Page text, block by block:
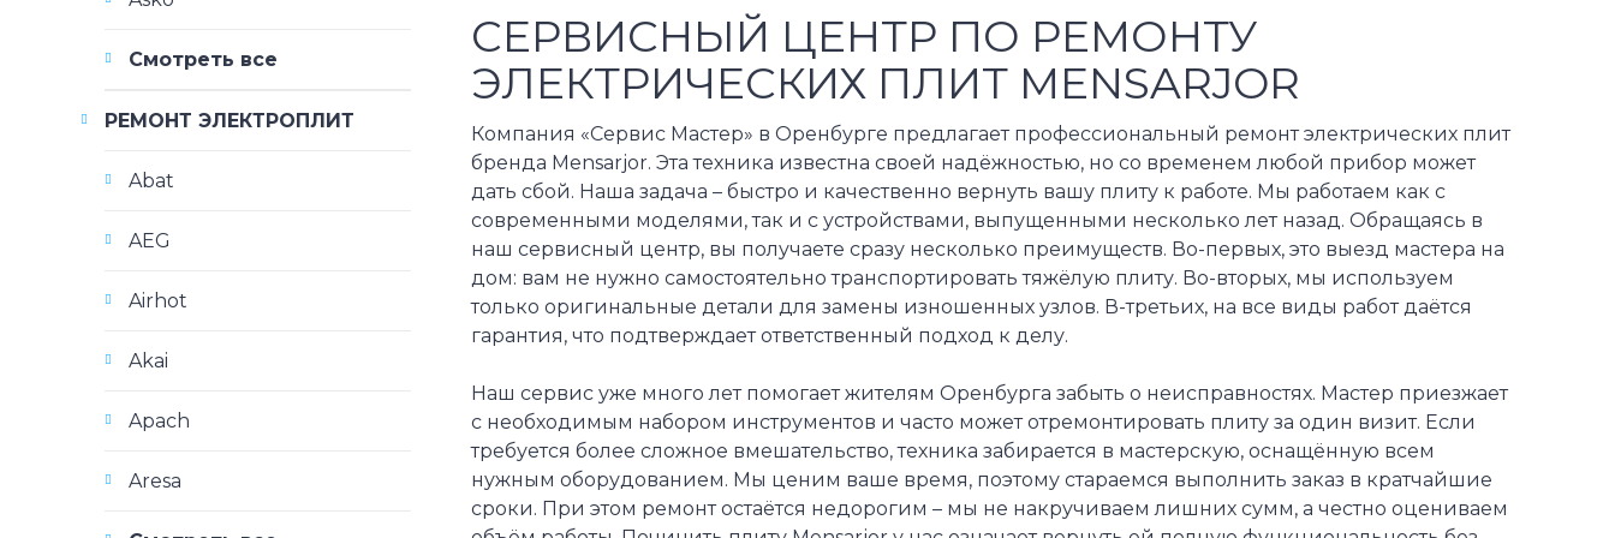
СЕРВИСНЫЙ ЦЕНТР ПО РЕМОНТУ
ЭЛЕКТРИЧЕСКИХ ПЛИТ MENSARJOR
Компания «Сервис Мастер» в Оренбурге предлагает профессиональный ремонт электрических плит
бренда Mensarjor. Эта техника известна своей надёжностью, но со временем любой прибор может
дать сбой. Наша задача – быстро и качественно вернуть вашу плиту к работе. Мы работаем как с
современными моделями, так и с устройствами, выпущенными несколько лет назад. Обращаясь в
наш сервисный центр, вы получаете сразу несколько преимуществ. Во-первых, это выезд мастера на
дом: вам не нужно самостоятельно транспортировать тяжёлую плиту. Во-вторых, мы используем
только оригинальные детали для замены изношенных узлов. В-третьих, на все виды работ даётся
гарантия, что подтверждает ответственный подход к делу.
Наш сервис уже много лет помогает жителям Оренбурга забыть о неисправностях. Мастер приезжает
с необходимым набором инструментов и часто может отремонтировать плиту за один визит. Если
требуется более сложное вмешательство, техника забирается в мастерскую, оснащённую всем
нужным оборудованием. Мы ценим ваше время, поэтому стараемся выполнить заказ в кратчайшие
сроки. При этом ремонт остаётся недорогим – мы не накручиваем лишних сумм, а честно оцениваем
Смотреть все
РЕМОНТ ЭЛЕКТРОПЛИТ
Abat
AEG
Airhot
Akai
Apach
Aresa